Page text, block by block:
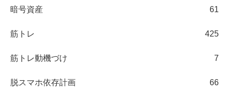
暗号資産 61
筋トレ 425
筋トレ動機づけ 7
脱スマホ依存計画 66